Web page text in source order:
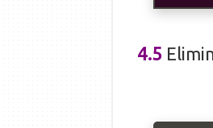
4.5